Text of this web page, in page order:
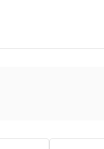
/ Bel 77 cm / Kalça